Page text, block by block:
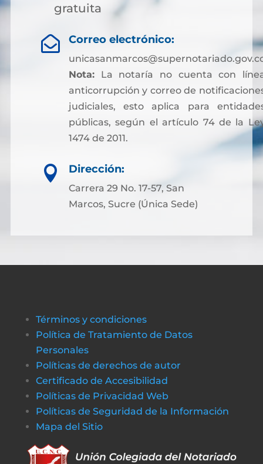
gratuita
 Correo electrónico:
Nota:La notaría no cuenta con
anticorrupción y correo de
judiciales, esto aplica para
públicas, según el artículo 74 de la
1474 de 2011.
 Dirección:
Carrera 29 No. 17-57, San
Marcos, Sucre (Única Sede)
Términos y condiciones
Política de Tratamiento de Datos
Personales
Políticas de derechos de autor
Certificado de Accesibilidad
Políticas de Privacidad Web
Políticas de Seguridad de la Información
Mapa del Sitio